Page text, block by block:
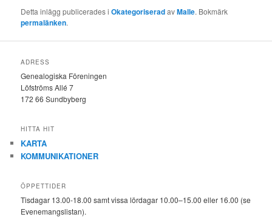
Detta inlägg publicerades iOkategoriseradavMalle. Bokmärk
permalänken.
ADRESS
Genealogiska Föreningen
Löfströms Allé 7
172 66 Sundbyberg
HITTA HIT
KARTA
KOMMUNIKATIONER
ÖPPETTIDER
Tisdagar 13.00-18.00 samt vissa lördagar 10.00–15.00 eller 16.00 (se
Evenemangslistan).